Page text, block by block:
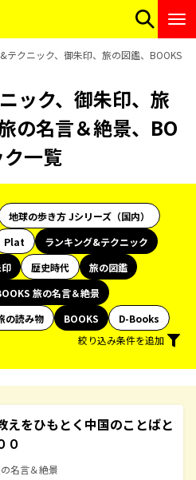
テクニック、御朱印、旅の図鑑、BOOKS
ック、御朱印、旅
の名言＆絶景、BO
一覧
地球の歩き方 Jシリーズ（国内）
Plat
ランキング&テクニック
歴史時代
旅の図鑑
旅の名言＆絶景
の読み物 BOOKS
D-Books
絞り込み条件を追加
えをひもとく中国のことばと
０
名言＆絶景